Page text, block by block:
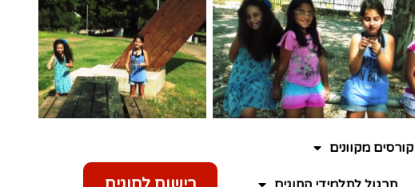
קורסים מקוונים